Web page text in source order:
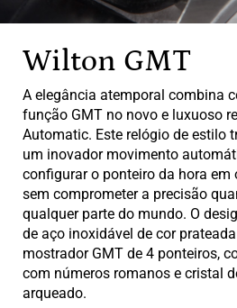
Wilton GMT
A elegância atemporal combina
função GMT no novo e luxuoso
Automatic. Este relógio de estilo
um inovador movimento
configurar o ponteiro da hora em
sem comprometer a precisão
qualquer parte do mundo. O
de aço inoxidável de cor
mostrador GMT de 4 ponteiros,
com números romanos e cristal
arqueado.